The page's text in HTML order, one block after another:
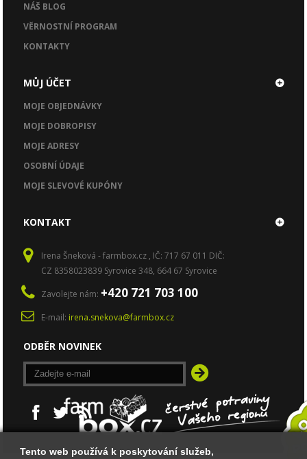
Tento web používá k poskytování služeb,
NÁŠ BLOG
VĚRNOSTNÍ PROGRAM
KONTAKTY
MŮJ ÚČET
MOJE OBJEDNÁVKY
MOJE DOBROPISY
MOJE ADRESY
OSOBNÍ ÚDAJE
MOJE SLEVOVÉ KUPÓNY
KONTAKT
Irena Šneková - farmbox.cz , IČ: 717 67 011 DIČ:
CZ 8358023839 Syrovice 348, 664 67 Syrovice
Zavolejte nám: +420 721 703 100
E-mail: irena.snekova@farmbox.cz
ODBĚR NOVINEK
Tento web používá k poskytování služeb,